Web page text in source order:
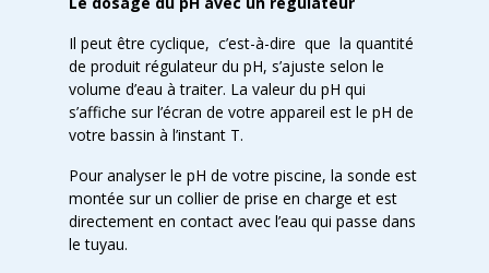
Il peut être cyclique, c’est-à-dire que la quantité
de produit régulateur du pH, s’ajuste selon le
volume d’eau à traiter. La valeur du pH qui
s’affiche sur l’écran de votre appareil est le pH de
votre bassin à l’instant T.
Pour analyser le pH de votre piscine, la sonde est
montée sur un collier de prise en charge et est
directement en contact avec l’eau qui passe dans
le tuyau.